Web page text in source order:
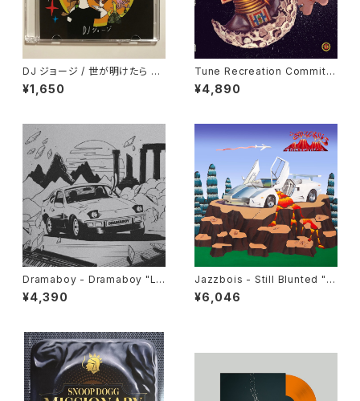
DJ ジョージ / 世が明けたら D
ope Pairty
¥1,650
Tune Recreation Committe
e - The Future Is Now "LP"
¥4,890
Dramaboy - Dramaboy "L
P"
¥4,390
Jazzbois - Still Blunted "L
P"
¥6,046